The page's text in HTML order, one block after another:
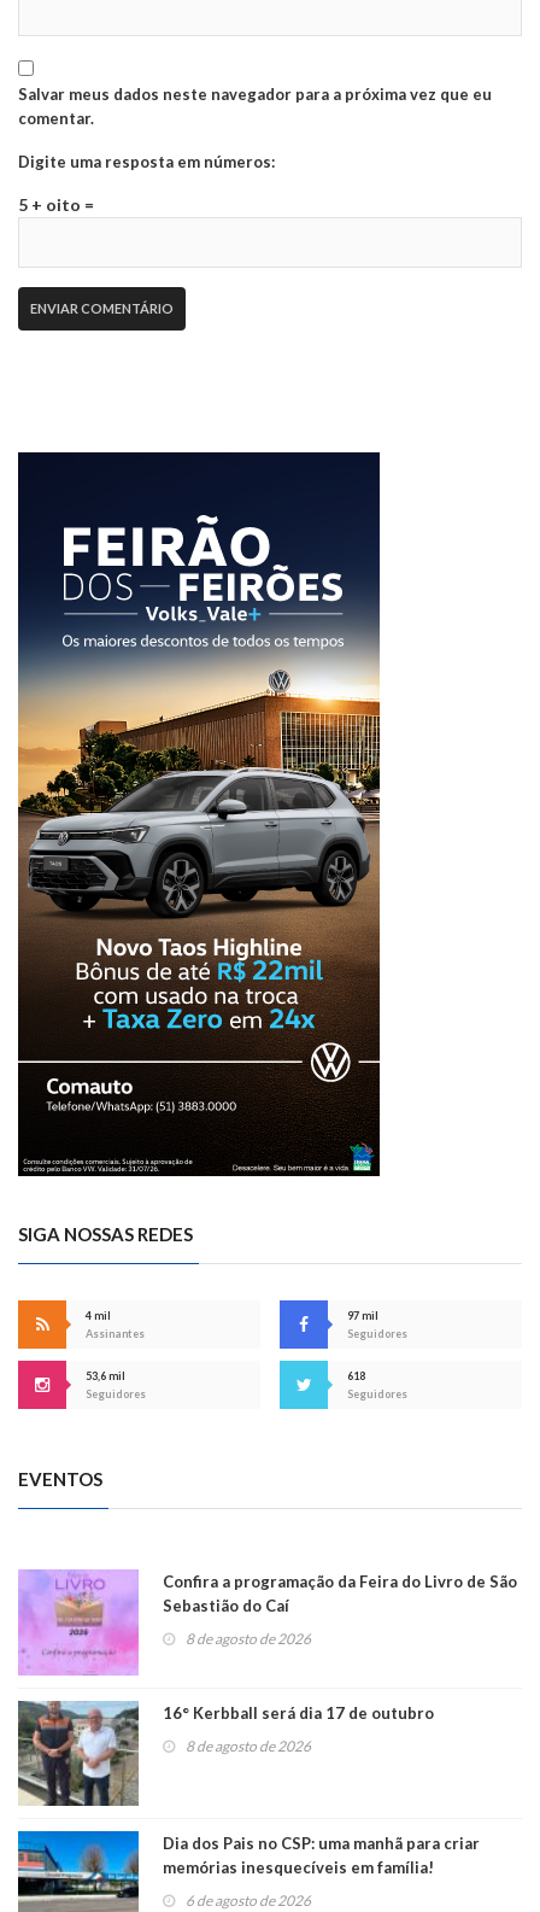
Salvar meus dados neste navegador para a próxima vez que eu
comentar.
Digite uma resposta em números:
5 + oito =
SIGA NOSSAS REDES
4 mil
Assinantes
97 mil
Seguidores
53,6 mil
Seguidores
618
Seguidores
EVENTOS
Confira a programação da Feira do Livro de São
Sebastião do Caí
8 de agosto de 2026
16° Kerbball será dia 17 de outubro
8 de agosto de 2026
Dia dos Pais no CSP: uma manhã para criar
memórias inesquecíveis em família!
6 de agosto de 2026